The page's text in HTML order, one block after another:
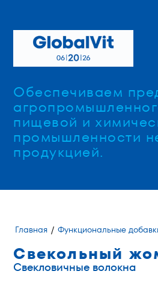
Обеспечиваем
пищевой и
промышленности
продукцией.
Главная / Функциональные
Свекольный
Свекловичные волокна